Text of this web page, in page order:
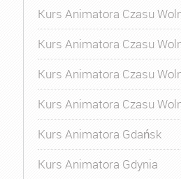
Kurs Animatora Czasu
Kurs Animatora Czasu
Kurs Animatora Czasu
Kurs Animatora Czasu
Kurs Animatora Gdańsk
Kurs Animatora Gdynia